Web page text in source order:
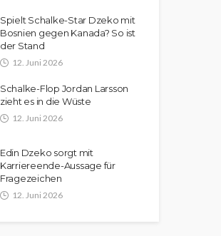
Spielt Schalke-Star Dzeko mit
Bosnien gegen Kanada? So ist
der Stand
12. Juni 2026
Schalke-Flop Jordan Larsson
zieht es in die Wüste
12. Juni 2026
Edin Dzeko sorgt mit
Karriereende-Aussage für
Fragezeichen
12. Juni 2026